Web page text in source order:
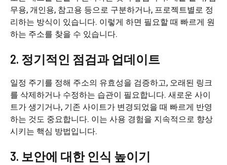
무용, 개인용, 참고용 등으로 구분하거나, 프로젝트별로 정
리하는 방식이 있습니다. 이렇게 하면 필요할 때 빠르게 원
하는 주소를 찾을 수 있습니다.
2. 정기적인 점검과 업데이트
일정 주기를 정해 주소의 유효성을 검증하고, 오래된 링크
를 삭제하거나 수정하는 습관이 필요합니다. 새로운 사이
트가 생기거나, 기존 사이트가 변경되었을 때 빠르게 반영
하는 것도 중요합니다. 이는 사용 경험을 지속적으로 향상
시키는 핵심 방법입니다.
3. 보안에 대한 인식 높이기